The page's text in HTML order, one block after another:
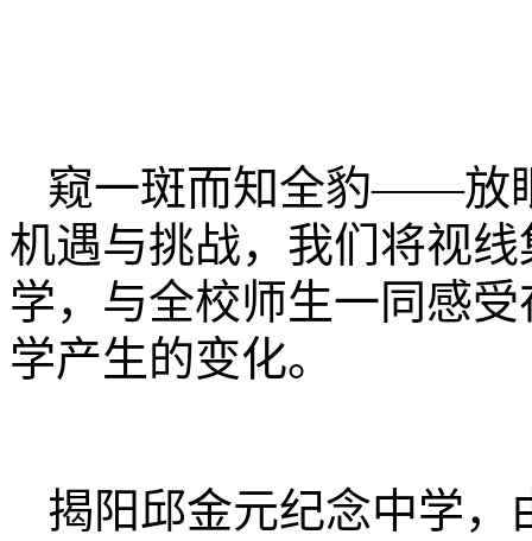
窥一斑而知全豹——放
机遇与挑战，我们将视
学，与全校师生一同感
学产生的变化。
揭阳邱金元纪念中学，